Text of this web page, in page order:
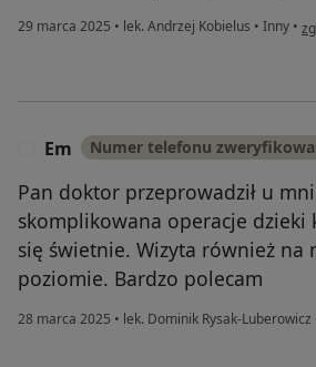
29 marca 2025 • lek. Andrzej Kobielus • Inny • w
Em Numer telefonu
Pan doktor przeprowadził u
skomplikowana operacje dzieki
się świetnie. Wizyta również na
poziomie. Bardzo polecam
28 marca 2025 • lek. Dominik Rysak-Luberowicz